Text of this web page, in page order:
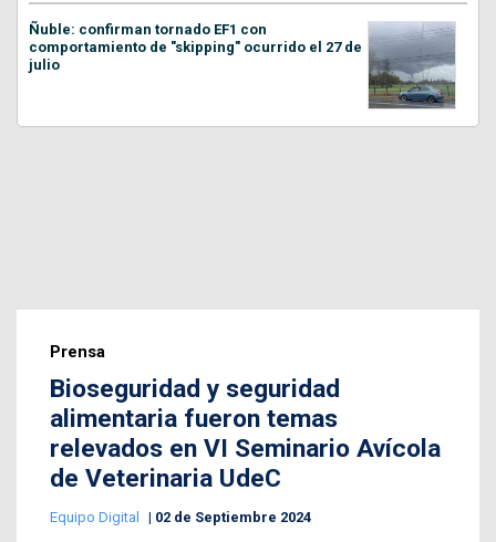
Ñuble: confirman tornado EF1 con
comportamiento de "skipping" ocurrido el 27 de
julio
Prensa
Bioseguridad y seguridad
alimentaria fueron temas
relevados en VI Seminario Avícola
de Veterinaria UdeC
Equipo Digital 02 de Septiembre 2024